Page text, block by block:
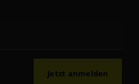
Jetzt anmelden